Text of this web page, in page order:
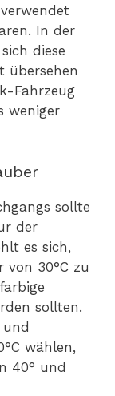
In der
diese
übersehen
Fahrzeug
weniger
sollte
der
es sich,
von 30°C zu
sollten.
und
wählen,
40° und